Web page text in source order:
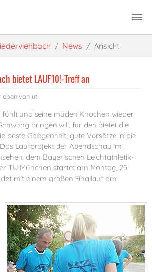
News Ansicht
bietet LAUF10!-Treff an
von ut
fühlt und seine müden Knochen wieder
bringen will, für den bietet die
beste Gelegenheit, gute Vorsätze in die
Laufprojekt der Abendschau im
dem Bayerischen Leichtathletik-
TU München startet am Montag, 25.
mit einem großen Finallauf am